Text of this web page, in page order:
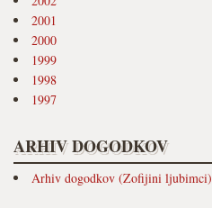
2001
2000
1999
1998
1997
ARHIV DOGODKOV
Arhiv dogodkov (Zofijini ljubimci)